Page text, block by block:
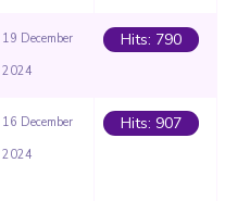
19 December
2024
Hits: 790
16 December
2024
Hits: 907